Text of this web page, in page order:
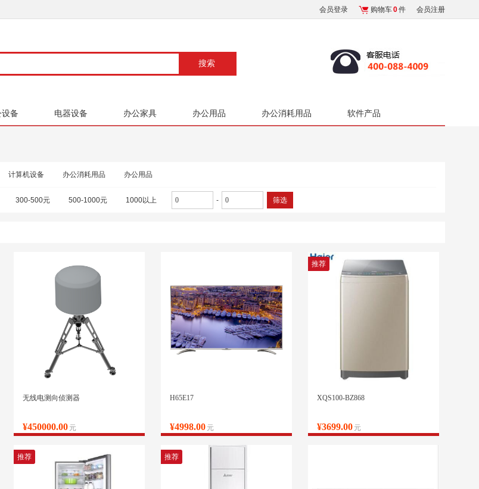
会员登录 购物车0件 会员注册
设备 电器设备 办公家具 办公用品 办公消耗用品 软件产品
计算机设备 办公消耗用品 办公用品
300-500元 500-1000元 1000以上 - 筛选
无线电测向侦测器
¥450000.00 元
H65E17
¥4998.00 元
推荐
XQS100-BZ868
¥3699.00 元
推荐 推荐